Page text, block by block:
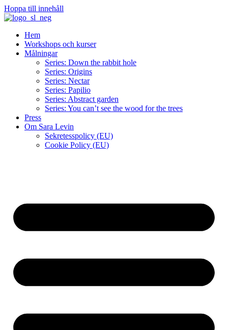
Hoppa till innehåll
Hem
Workshops och kurser
Målningar
Series: Down the rabbit hole
Series: Origins
Series: Nectar
Series: Papilio
Series: Abstract garden
Series: You can’t see the wood for the trees
Press
Om Sara Levin
Sekretesspolicy (EU)
Cookie Policy (EU)